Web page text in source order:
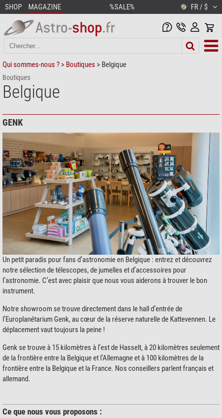
SHOP MAGAZINE %SALE% FR / $
Qui sommes-nous ? > Boutiques > Belgique
Boutiques
Belgique
GENK
Un petit paradis pour fans d’astronomie en Belgique : entrez et découvrez
notre sélection de télescopes, de jumelles et d’accessoires pour
l’astronomie. C’est avec plaisir que nous vous aiderons à trouver le bon
instrument.
Notre showroom se trouve directement dans le hall d’entrée de
l’Europlanétarium Genk, au cœur de la réserve naturelle de Kattevennen. Le
déplacement vaut toujours la peine !
Genk se trouve à 15 kilomètres à l’est de Hasselt, à 20 kilomètres seulement
de la frontière entre la Belgique et l’Allemagne et à 100 kilomètres de la
frontière entre la Belgique et la France. Nos conseillers parlent français et
allemand.
Ce que nous vous proposons :